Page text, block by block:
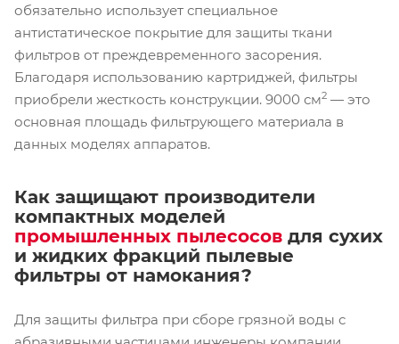
обязательно использует специальное
антистатическое покрытие для защиты ткани
фильтров от преждевременного засорения.
Благодаря использованию картриджей, фильтры
приобрели жесткость конструкции. 9000 см2 — это
основная площадь фильтрующего материала в
данных моделях аппаратов.
Как защищают производители
компактных моделей
промышленных пылесосов для сухих
и жидких фракций пылевые
фильтры от намокания?
Для защиты фильтра при сборе грязной воды с